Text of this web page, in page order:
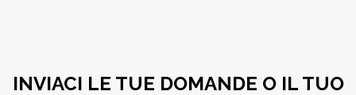
INVIACI LE TUE DOMANDE O IL TUO